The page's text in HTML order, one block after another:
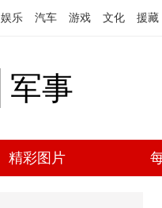
娱乐 汽车 游戏 文化 援藏
军事
精彩图片